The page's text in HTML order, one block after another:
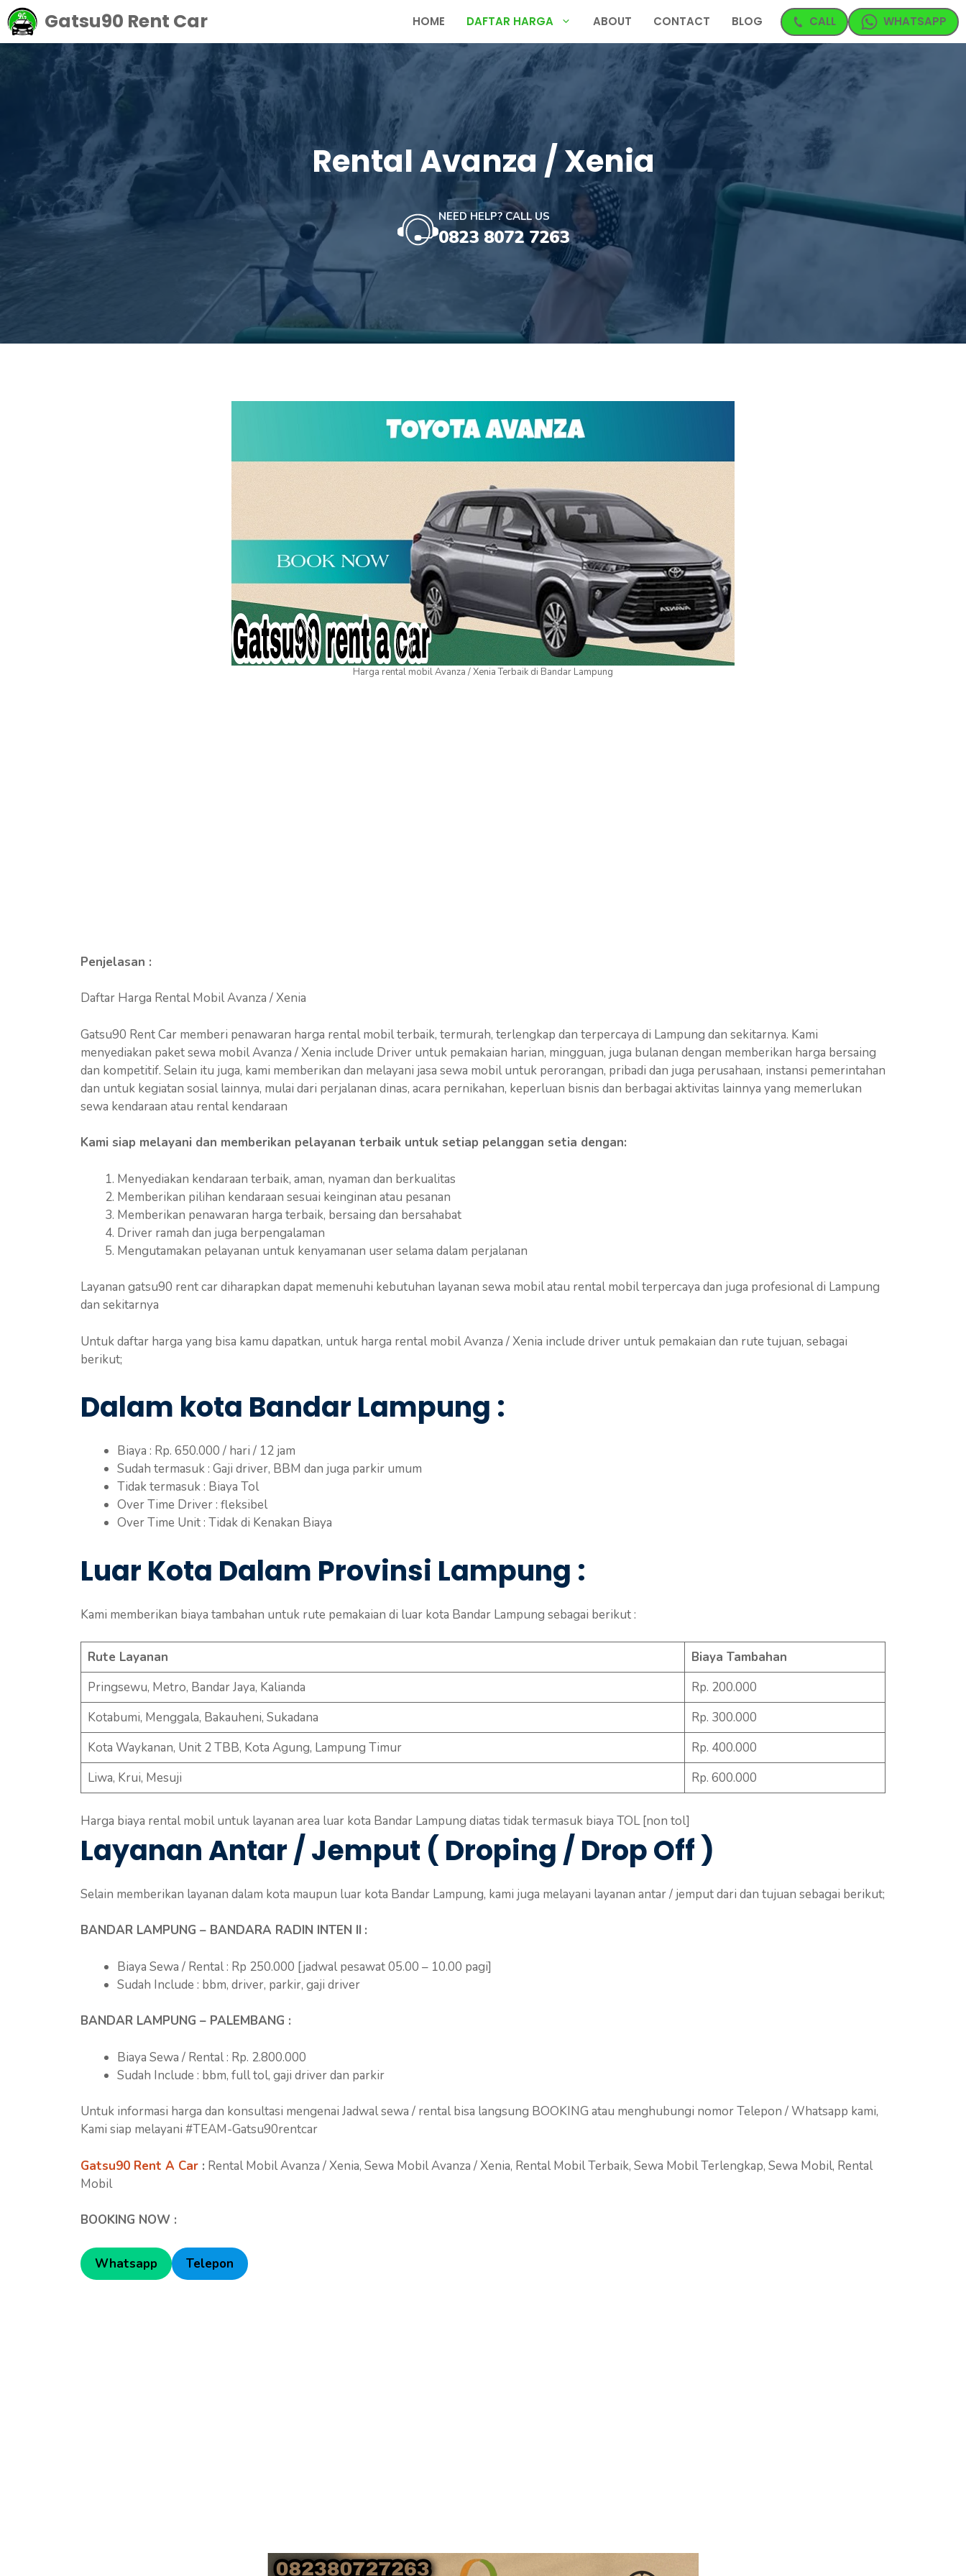
Langsung
ke
isi
Gatsu90 Rent Car HOME DAFTAR HARGA ABOUT CONTACT BLOG CALL WHATSAPP
Rental Avanza / Xenia
NEED HELP? CALL US
0823 8072 7263
Harga rental mobil Avanza / Xenia Terbaik di Bandar Lampung
Penjelasan :
Daftar Harga Rental Mobil Avanza / Xenia
Gatsu90 Rent Car memberi penawaran harga rental mobil terbaik, termurah, terlengkap dan terpercaya di Lampung dan sekitarnya. Kami
menyediakan paket sewa mobil Avanza / Xenia include Driver untuk pemakaian harian, mingguan, juga bulanan dengan memberikan harga bersaing
dan kompetitif. Selain itu juga, kami memberikan dan melayani jasa sewa mobil untuk perorangan, pribadi dan juga perusahaan, instansi pemerintahan
dan untuk kegiatan sosial lainnya, mulai dari perjalanan dinas, acara pernikahan, keperluan bisnis dan berbagai aktivitas lainnya yang memerlukan
sewa kendaraan atau rental kendaraan
Kami siap melayani dan memberikan pelayanan terbaik untuk setiap pelanggan setia dengan:
Menyediakan kendaraan terbaik, aman, nyaman dan berkualitas
Memberikan pilihan kendaraan sesuai keinginan atau pesanan
Memberikan penawaran harga terbaik, bersaing dan bersahabat
Driver ramah dan juga berpengalaman
Mengutamakan pelayanan untuk kenyamanan user selama dalam perjalanan
Layanan gatsu90 rent car diharapkan dapat memenuhi kebutuhan layanan sewa mobil atau rental mobil terpercaya dan juga profesional di Lampung
dan sekitarnya
Untuk daftar harga yang bisa kamu dapatkan, untuk harga rental mobil Avanza / Xenia include driver untuk pemakaian dan rute tujuan, sebagai
berikut;
Dalam kota Bandar Lampung :
Biaya : Rp. 650.000 / hari / 12 jam
Sudah termasuk : Gaji driver, BBM dan juga parkir umum
Tidak termasuk : Biaya Tol
Over Time Driver : fleksibel
Over Time Unit : Tidak di Kenakan Biaya
Luar Kota Dalam Provinsi Lampung :
Kami memberikan biaya tambahan untuk rute pemakaian di luar kota Bandar Lampung sebagai berikut :
Rute Layanan
Biaya Tambahan
Pringsewu, Metro, Bandar Jaya, Kalianda
Rp. 200.000
Kotabumi, Menggala, Bakauheni, Sukadana
Rp. 300.000
Kota Waykanan, Unit 2 TBB, Kota Agung, Lampung Timur
Rp. 400.000
Liwa, Krui, Mesuji
Rp. 600.000
Harga biaya rental mobil untuk layanan area luar kota Bandar Lampung diatas tidak termasuk biaya TOL [non tol]
Layanan Antar / Jemput ( Droping / Drop Off )
Selain memberikan layanan dalam kota maupun luar kota Bandar Lampung, kami juga melayani layanan antar / jemput dari dan tujuan sebagai berikut;
BANDAR LAMPUNG – BANDARA RADIN INTEN II :
Biaya Sewa / Rental : Rp 250.000 [jadwal pesawat 05.00 – 10.00 pagi]
Sudah Include : bbm, driver, parkir, gaji driver
BANDAR LAMPUNG – PALEMBANG :
Biaya Sewa / Rental : Rp. 2.800.000
Sudah Include : bbm, full tol, gaji driver dan parkir
Untuk informasi harga dan konsultasi mengenai Jadwal sewa / rental bisa langsung BOOKING atau menghubungi nomor Telepon / Whatsapp kami,
Kami siap melayani #TEAM-Gatsu90rentcar
Gatsu90 Rent A Car : Rental Mobil Avanza / Xenia, Sewa Mobil Avanza / Xenia, Rental Mobil Terbaik, Sewa Mobil Terlengkap, Sewa Mobil, Rental
Mobil
BOOKING NOW :
Whatsapp Telepon